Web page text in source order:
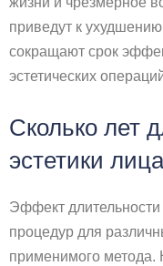
приведут к
сокращают срок
эстетических
Сколько лет
эстетики
Эффект длительности
процедур для
применимого метода.